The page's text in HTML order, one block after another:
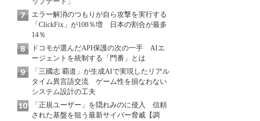
エラー解消のつもりが自ら攻撃を実行する
「ClickFix」が108％増 日本の割合が最多
14％
ドコモが選んだAPI保護の次の一手 AIエ
ージェントを統制する「門番」とは
「三國志 覇道」が生成AIで実現したリアル
タイム異言語交流 ゲーム性を損なわない
システム設計の工夫
「正規ユーザー」を隠れみのに侵入 信頼
された基盤を狙う最新サイバー脅威【調